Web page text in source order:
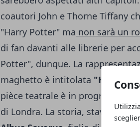
coautori John e Thorne Tiffany
"Harry Potter" ma non sarà un
di fan davanti alle librerie per
Potter", dunque. La
maghetto è intitolata "Harry
pièce teatrale è in programma il
di Londra. La storia, stavolta,